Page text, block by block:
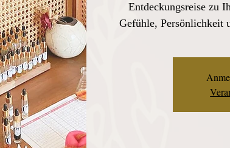
Entdeckungsreise zu
Gefühle, Persönlichkeit